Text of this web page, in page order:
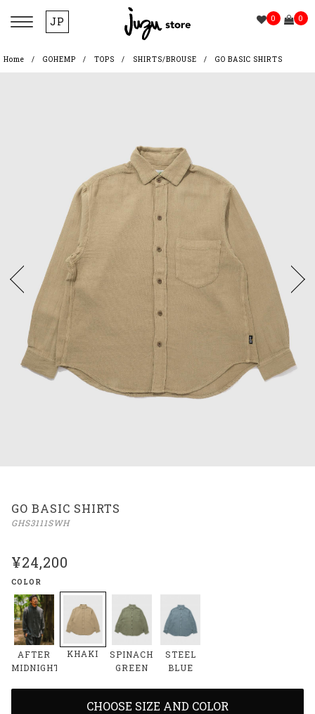
JP 0 0
Home GOHEMP TOPS SHIRTS/BROUSE GO BASIC SHIRTS
GO BASIC SHIRTS
GHS3111SWH
¥24,200
COLOR
AFTER
MIDNIGHT
KHAKI
SPINACH
GREEN
STEEL
BLUE
CHOOSE SIZE AND COLOR